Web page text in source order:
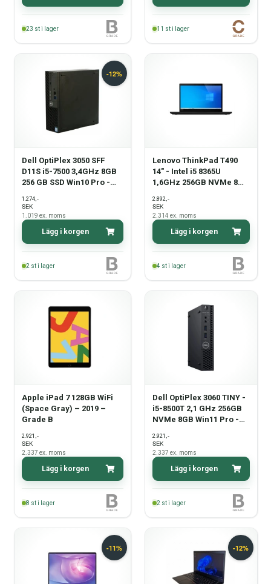
23 st i lager 11 st i lager
Dell OptiPlex 3050 SFF
D11S i5-7500 3,4GHz 8GB
256 GB SSD Win10 Pro -
1.274,-
SEK
1.019 ex. moms
Lägg i korgen
2 st i lager
Lenovo ThinkPad T490
14" - Intel i5 8365U
1,6GHz 256GB NVMe 8GB
2.892,-
SEK
2.314 ex. moms
Lägg i korgen
4 st i lager
Apple iPad 7 128GB WiFi
(Space Gray) – 2019 –
Grade B
2.921,-
SEK
2.337 ex. moms
Lägg i korgen
8 st i lager
Dell OptiPlex 3060 TINY -
i5-8500T 2,1 GHz 256GB
NVMe 8GB Win11 Pro -
2.921,-
SEK
2.337 ex. moms
Lägg i korgen
2 st i lager